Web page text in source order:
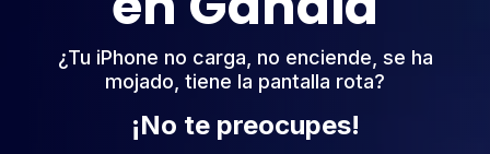
¿Tu iPhone no carga, no enciende, se ha
mojado, tiene la pantalla rota?
¡No te preocupes!